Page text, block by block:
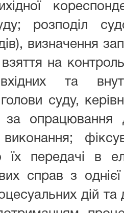
розподіл
визначення
на
та
суду,
за
їх передачі в
справ з однієї
дій та